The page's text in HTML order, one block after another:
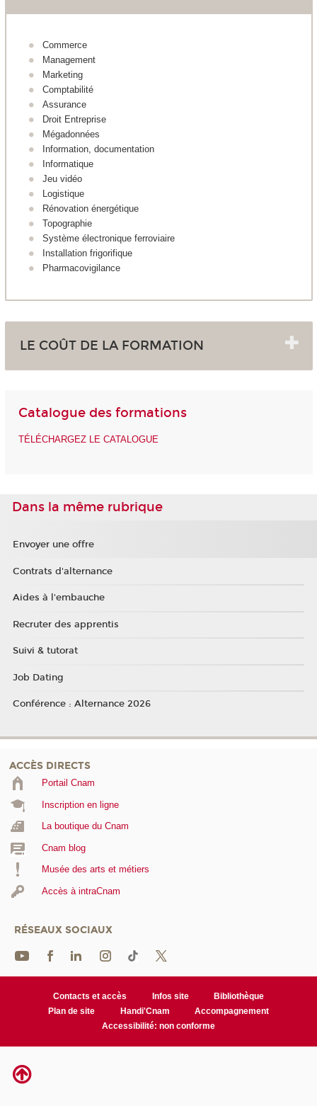
Commerce
Management
Marketing
Comptabilité
Assurance
Droit Entreprise
Mégadonnées
Information, documentation
Informatique
Jeu vidéo
Logistique
Rénovation énergétique
Topographie
Système électronique ferroviaire
Installation frigorifique
Pharmacovigilance
LE COÛT DE LA FORMATION
Catalogue des formations
TÉLÉCHARGEZ LE CATALOGUE
Dans la même rubrique
Envoyer une offre
Contrats d'alternance
Aides à l'embauche
Recruter des apprentis
Suivi & tutorat
Job Dating
Conférence : Alternance 2026
ACCÈS DIRECTS
Portail Cnam
Inscription en ligne
La boutique du Cnam
Cnam blog
Musée des arts et métiers
Accès à intraCnam
RÉSEAUX SOCIAUX
Contacts et accès Infos site
Bibliothèque
Plan de site
Handi'Cnam
Accompagnement
Accessibilité: non conforme